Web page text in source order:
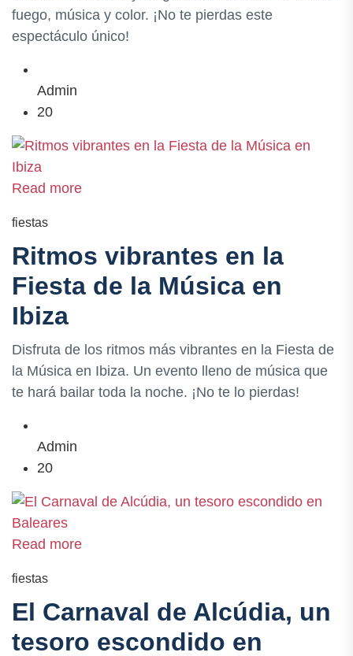
fuego, música y color. ¡No te pierdas este
espectáculo único!
Admin
20
Read more
fiestas
Ritmos vibrantes en la
Fiesta de la Música en
Ibiza
Disfruta de los ritmos más vibrantes en la Fiesta de
la Música en Ibiza. Un evento lleno de música que
te hará bailar toda la noche. ¡No te lo pierdas!
Admin
20
Read more
fiestas
El Carnaval de Alcúdia, un
tesoro escondido en